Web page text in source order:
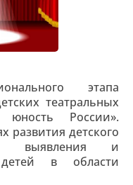
этапа
театральных
юность России».
развития детского
выявления и
в области